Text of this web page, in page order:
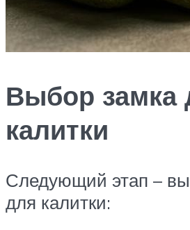
Выбор замка
калитки
Следующий этап –
для калитки: